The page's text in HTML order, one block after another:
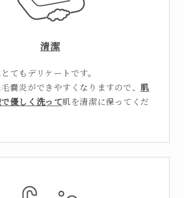
清潔
てもデリケートです。
嚢炎ができやすくなりますので、肌
優しく洗って肌を清潔に保ってくだ